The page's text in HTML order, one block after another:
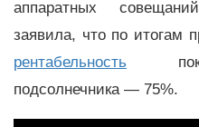
аппаратных
заявила, что по итогам
рентабельность
подсолнечника — 75%.